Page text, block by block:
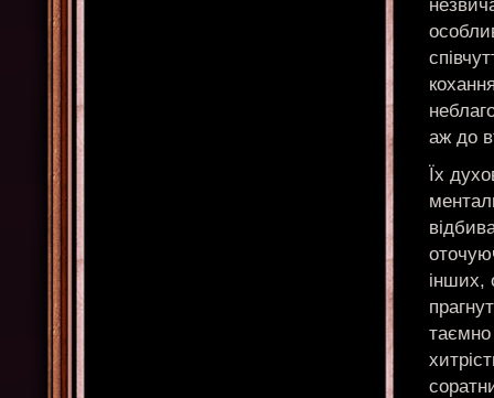
аж до
Їх
інших,
таємно